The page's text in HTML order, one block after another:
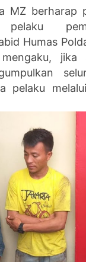
MZ berharap
pelaku
Humas
jika
pelaku